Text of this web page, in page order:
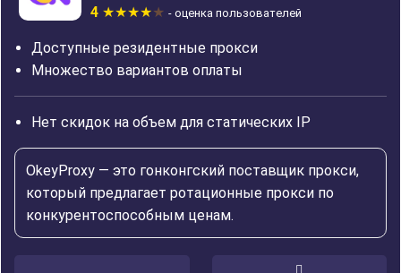
4 - оценка пользователей
Доступные резидентные прокси
Множество вариантов оплаты
Нет скидок на объем для статических IP
OkeyProxy — это гонконгский поставщик прокси,
который предлагает ротационные прокси по
конкурентоспособным ценам.